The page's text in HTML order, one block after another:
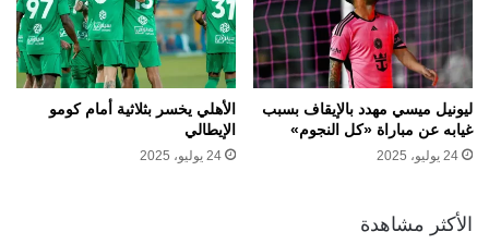
ليونيل ميسي مهدد بالإيقاف بسبب
غيابه عن مباراة «كل النجوم»
24 يوليو، 2025
الأهلي يخسر بثلاثية أمام كومو
الإيطالي
24 يوليو، 2025
الأكثر مشاهدة